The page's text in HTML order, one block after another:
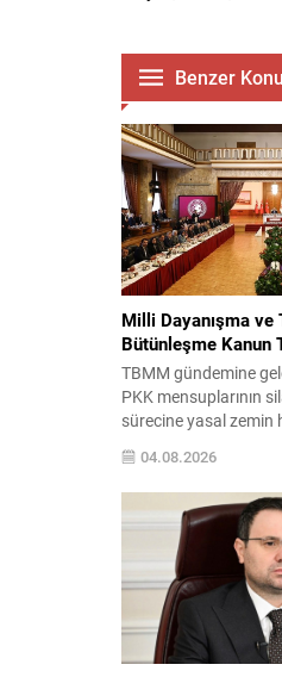
Benzer
Milli Dayanışma ve
Bütünleşme Kanun
TBMM gündemine
PKK mensuplarının
sürecine yasal zemin
amaçlıyor. Teklifin
silahların geri
bırakılması ve
hedefleniyor. Öneri,
değil; ayrıca terör
statü tanımıyor.
yararlanmak
süresi 6 ay olarak
04.08.2026